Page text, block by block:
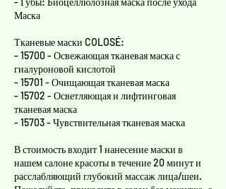
Маска
Тканевые маски COLOSÉ:
- 15700 - Освежающая тканевая маска с
гиалуроновой кислотой
- 15701 - Очищающая тканевая маска
- 15702 - Осветляющая и лифтинговая
тканевая маска
- 15703 - Чувствительная тканевая маска
В стоимость входит 1 нанесение маски в
нашем салоне красоты в течение 20 минут и
расслабляющий глубокий массаж лица/шеи.